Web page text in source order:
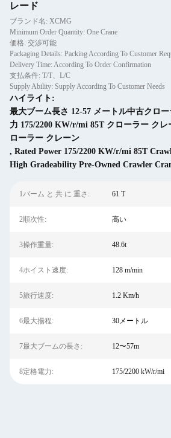
レード
ブランド名: XCMG
Minimum Order Quantity: One Crane
価格: 交渉可能
Packaging Details: Packing According To Customer
Delivery Time: According To Order Confirmation
支払条件: T/T、L/C
Supply Ability: Supply According To Customer Needs
ハイライト:
最大ブーム長さ 12-57 メートル中古クロ
力 175/2200 KW/r/mi 85T クローラー クレ
ローラー クレーン
, Rated Power 175/2200 KW/r/mi 85T
High Gradeability Pre-Owned Crawler
1バーム と 共 に 重さ: 61 T
2順次性: 高い
3操作重量: 48.6t
4ホイスト速度: 128 m/min
5旅行速度: 1.2 Km/h
6最大揚程: 30メートル
7最大ブームの長さ: 12〜57m
8定格電力: 175/2200 kW/r/mi